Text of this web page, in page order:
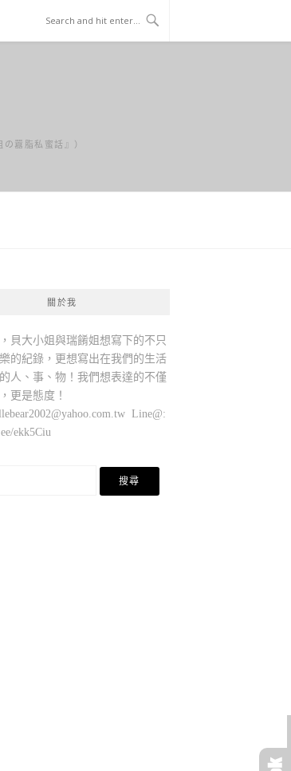
囂脂私蜜話』）
關於我
貝大小姐與瑞餚姐想寫下的不只
的紀錄，更想寫出在我們的生活
人、事、物！我們想表達的不僅
活，更是態度！
Line@:
ekk5Ciu